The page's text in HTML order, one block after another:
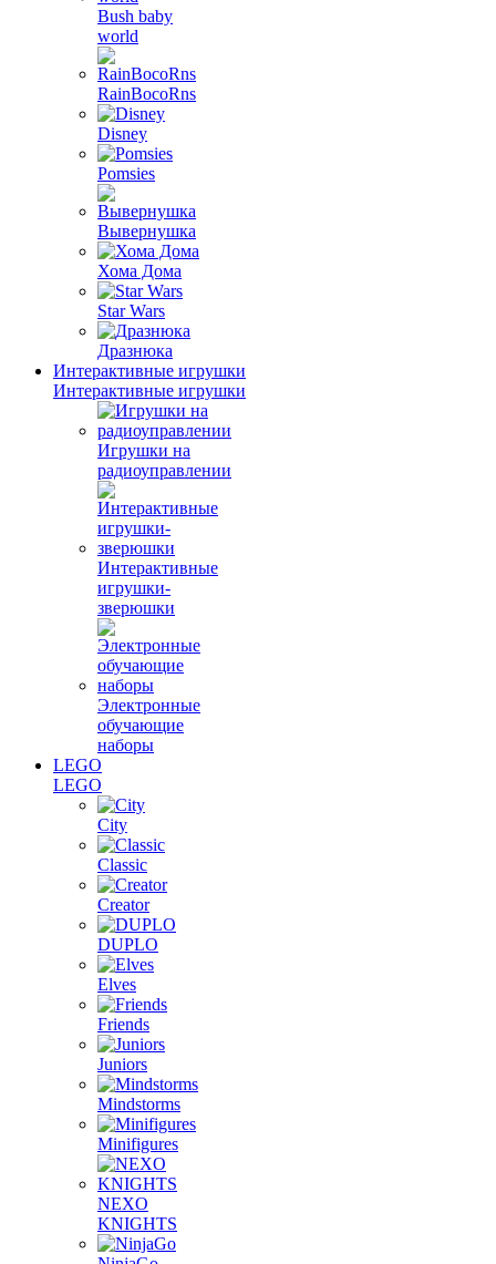
Bush baby
world
RainBocoRns
Disney
Pomsies
Вывернушка
Хома Дома
Star Wars
Дразнюка
Интерактивные игрушки
Интерактивные игрушки
Игрушки на
радиоуправлении
Интерактивные
игрушки-
зверюшки
Электронные
обучающие
наборы
LEGO
LEGO
City
Classic
Creator
DUPLO
Elves
Friends
Juniors
Mindstorms
Minifigures
NEXO
KNIGHTS